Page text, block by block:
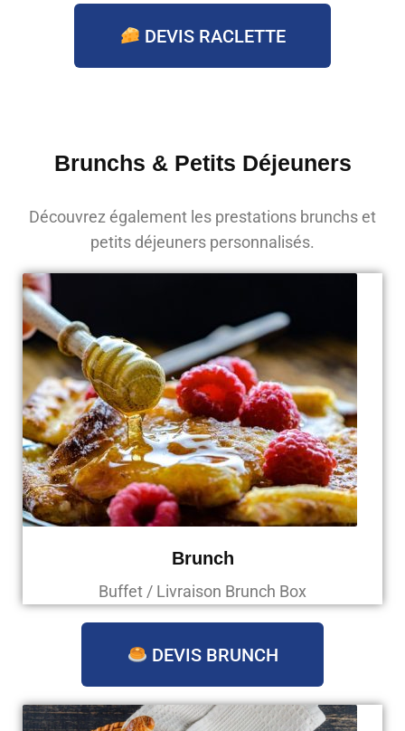
DEVIS RACLETTE
Brunchs & Petits Déjeuners
Découvrez également les prestations brunchs et
petits déjeuners personnalisés.
Brunch
Buffet / Livraison Brunch Box
DEVIS BRUNCH